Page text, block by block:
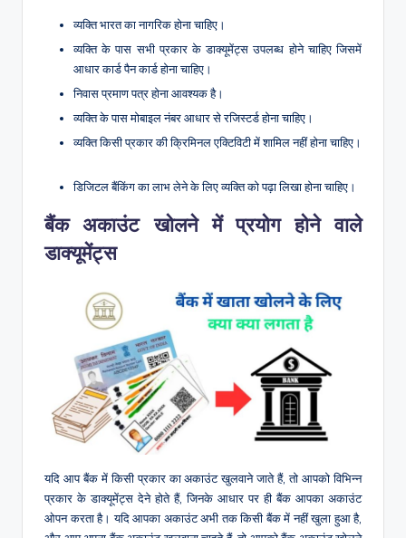
व्यक्ति भारत का नागरिक होना चाहिए।
व्यक्ति के पास सभी प्रकार के डाक्यूमेंट्स उपलब्ध होने चाहिए जिसमें
आधार कार्ड पैन कार्ड होना चाहिए।
निवास प्रमाण पत्र होना आवश्यक है।
व्यक्ति के पास मोबाइल नंबर आधार से रजिस्टर्ड होना चाहिए।
व्यक्ति किसी प्रकार की क्रिमिनल एक्टिविटी में शामिल नहीं होना चाहिए।
डिजिटल बैंकिंग का लाभ लेने के लिए व्यक्ति को पढ़ा लिखा होना चाहिए।
बैंक अकाउंट खोलने में प्रयोग होने वाले
डाक्यूमेंट्स
यदि आप बैंक में किसी प्रकार का अकाउंट खुलवाने जाते हैं, तो आपको विभिन्न
प्रकार के डाक्यूमेंट्स देने होते हैं, जिनके आधार पर ही बैंक आपका अकाउंट
ओपन करता है। यदि आपका अकाउंट अभी तक किसी बैंक में नहीं खुला हुआ है,